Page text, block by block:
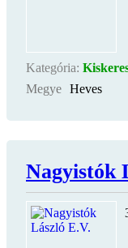
Kategória:
Megye Heves
Nagyistók